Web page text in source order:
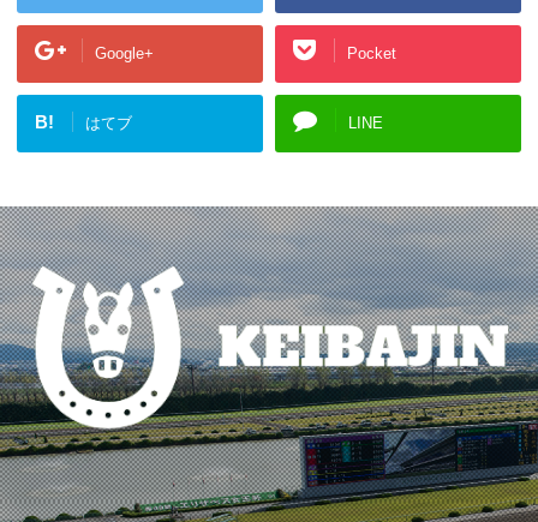
Google+ Pocket
B! はてブ LINE